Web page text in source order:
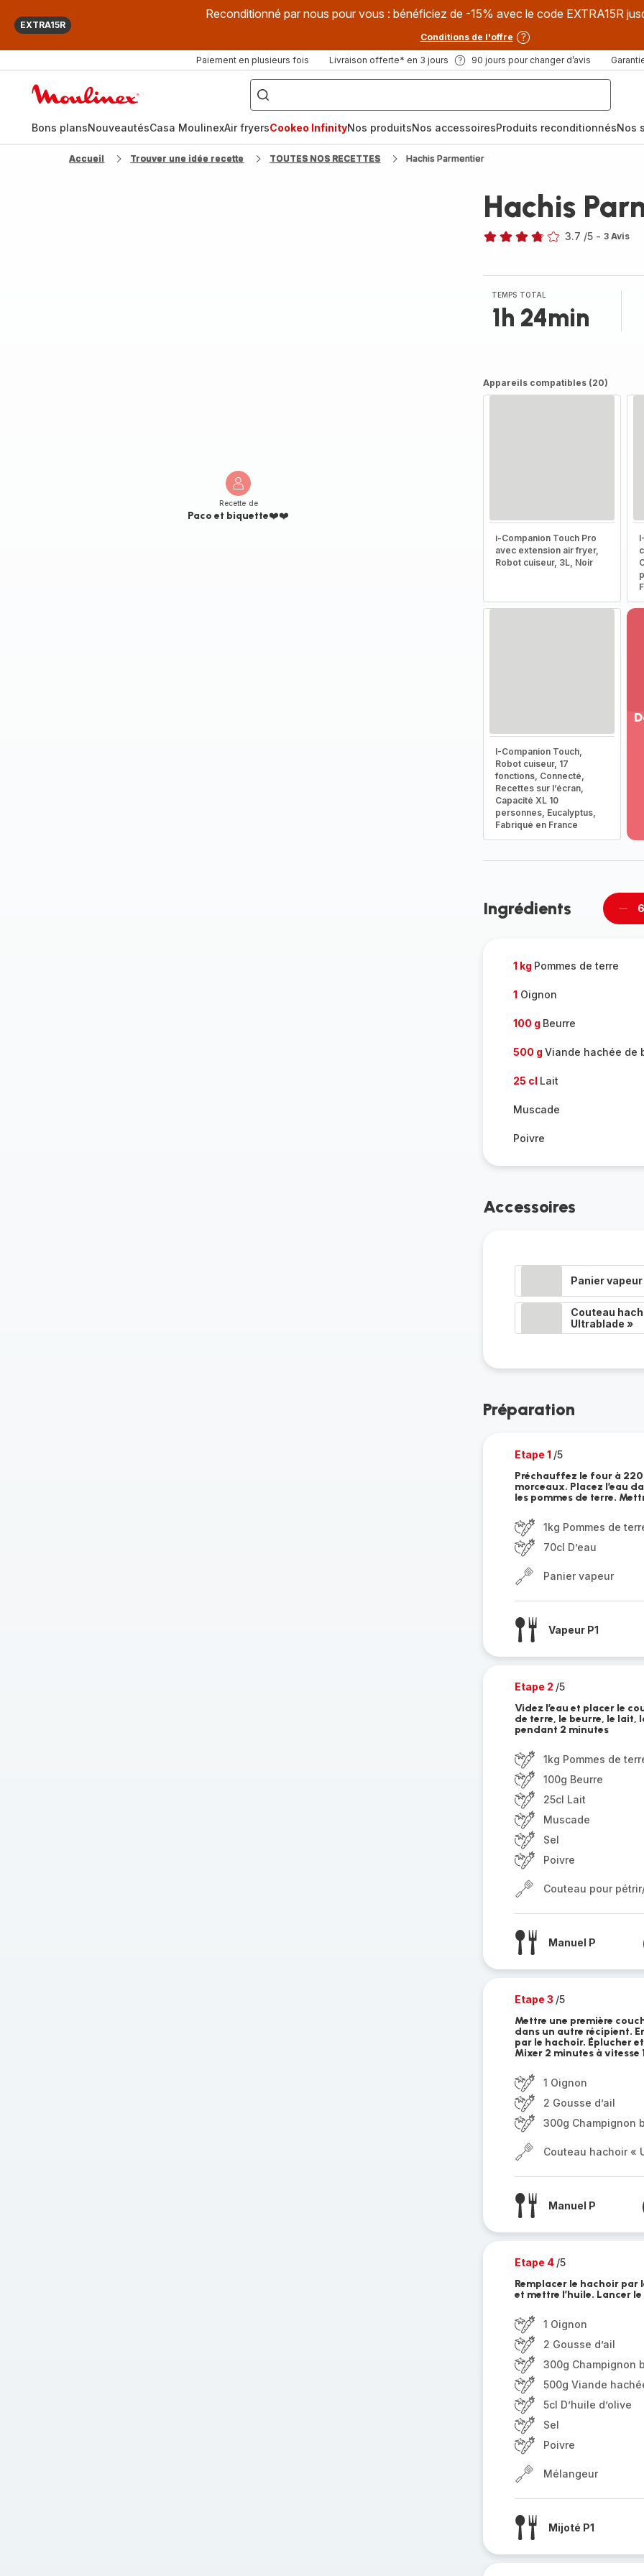
EXTRA15R
Reconditionné par nous pour vous : bénéficiez de -15% avec le code EXTRA15R
Conditions de l'offre
Paiement en plusieurs fois Livraison offerte* en 3 jours 90 jours pour changer d’avis
["Que
recherchez-
vous
?",
fryer",
"Companion"]
Bons plansNouveautésCasa MoulinexAir fryersCookeo InfinityNos produitsNos accessoiresProduits reconditionnésNos
Accueil Trouver une idée recette TOUTES NOS RECETTES Hachis Parmentier
Recette de
Paco et biquette❤️❤️
Hachis
3.7 /5 - 3 Avis
TEMPS TOTAL
1h 24min
Appareils compatibles (20)
i-Companion Touch Pro
avec extension air fryer,
Robot cuiseur, 3L, Noir
I-Companion Touch,
Robot cuiseur, 17
fonctions, Connecté,
Recettes sur l’écran,
Capacité XL 10
personnes, Eucalyptus,
Fabriqué en France
Ingrédients
1 kg Pommes de terre
1 Oignon
100 g Beurre
500 g Viande hachée de
25 cl Lait
Muscade
Poivre
Accessoires
Panier vapeur
Couteau
Ultrablade »
Préparation
Etape 1 /5
Préchauffez le four à
morceaux. Placez l’eau
les pommes de terre.
1kg Pommes de
70cl D’eau
Panier vapeur
Vapeur P1
Etape 2 /5
Videz l’eau et placer le
de terre, le beurre, le lait,
pendant 2 minutes
1kg Pommes de
100g Beurre
25cl Lait
Muscade
Sel
Poivre
Couteau pour
Manuel P
Etape 3 /5
Mettre une première
dans un autre récipient.
par le hachoir. Éplucher
Mixer 2 minutes à vitesse
1 Oignon
2 Gousse d’ail
300g Champignon
Couteau hachoir «
Manuel P
Etape 4 /5
Remplacer le hachoir par
et mettre l’huile. Lancer
1 Oignon
2 Gousse d’ail
300g Champignon
500g Viande
5cl D’huile d’olive
Sel
Poivre
Mélangeur
Mijoté P1